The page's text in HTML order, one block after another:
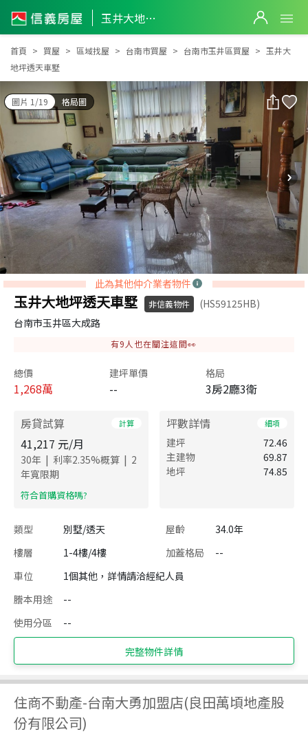
玉井大地坪透天車墅
玉井大地坪透天車墅
首頁 買屋 區域找屋 台南市買屋 台南市玉井區買屋
玉井大
地坪透天車墅
圖片 1/19 格局圖
此為其他仲介業者物件
玉井大地坪透天車墅 非信義物件
(HS59125HB)
台南市玉井區大成路
有9 人也在關注這間👀
總價
1,268萬
建坪單價
--
格局
3房2廳3衛
房貸試算 計算
41,217 元/月
30年 | 利率2.35%概算 | 2
年寬限期
​符合首購資格嗎?
坪數詳情 細項
建坪
72.46
主建物
69.87
地坪
74.85
類型 別墅/透天 屋齡
34.0年
樓層
1-4樓/4樓 加蓋格局
--
車位
1個其他，詳情請洽經紀人員
謄本用途
--
使用分區
--
完整物件詳情
住商不動產-台南大勇加盟店(良田萬頃地產股
份有限公司)